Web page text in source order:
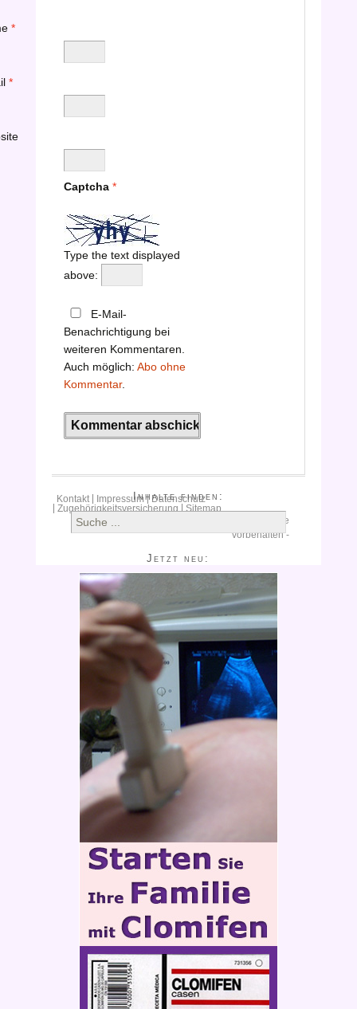
*
*
Captcha *
Type the text displayed
above:
E-Mail-
Benachrichtigung bei
weiteren Kommentaren.
Auch möglich: Abo ohne
Kommentar.
Inhalte finden:
S
u
Jetzt neu:
Kontakt Impressum
Datenschutz
Zugehörigkeitsversicherung
Sitemap
Copyright © 2015
Alle Rechte
vorbehalten -